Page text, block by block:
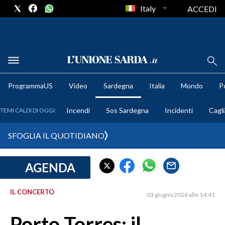
METEO
CRONACA SARDEGNA
Italy ACCEDI
ProgrammaUS Video Sardegna Italia Mondo
TEMI CALDI DI OGGI: Incendi Sos Sardegna Incidenti
SFOGLIA IL QUOTIDIANO
AGENDA
IL CONCERTO 03 giugno 2026 alle 14:41